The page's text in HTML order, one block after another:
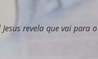
revela que vai para